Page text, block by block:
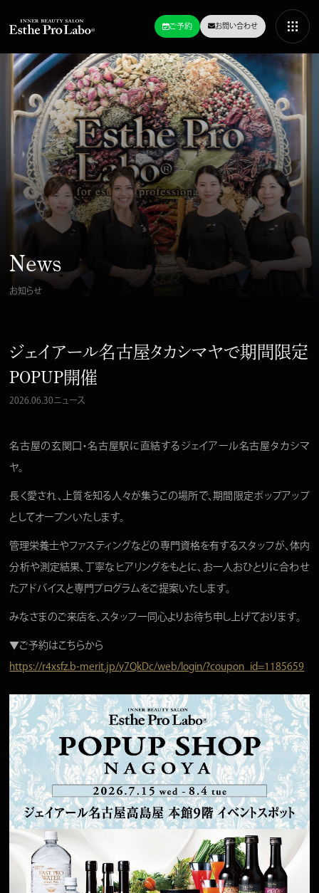
ご予約 お問い合わせ
News
お知らせ
ジェイアール名古屋タカシマヤで期間限定
POPUP開催
2026.06.30 ニュース
名古屋の玄関口・名古屋駅に直結するジェイアール名古屋タカシマ
ヤ。
長く愛され、上質を知る人々が集うこの場所で、期間限定ポップアップ
としてオープンいたします。
管理栄養士やファスティングなどの専門資格を有するスタッフが、体内
分析や測定結果、丁寧なヒアリングをもとに、お一人おひとりに合わせ
たアドバイスと専門プログラムをご提案いたします。
みなさまのご来店を、スタッフ一同心よりお待ち申し上げております。
▼ご予約はこちらから
https://r4xsfz.b-merit.jp/y7QkDc/web/login/?coupon_id=1185659